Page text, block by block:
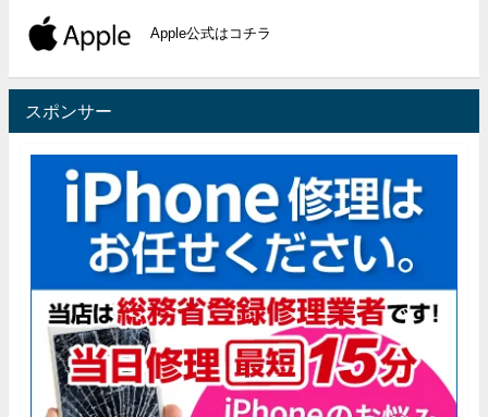
Apple公式はコチラ
スポンサー